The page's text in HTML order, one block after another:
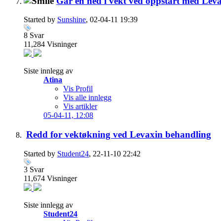
Started by Sunshine, 02-04-11 19:39
8 Svar
11,284 Visninger
Siste innlegg av
Atina
Vis Profil
Vis alle innlegg
Vis artikler
05-04-11, 12:08
Redd for vektøkning ved Levaxin behandling
Started by Student24, 22-11-10 22:42
3 Svar
11,674 Visninger
Siste innlegg av
Student24